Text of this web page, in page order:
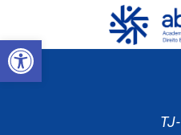
Abrir a barra de ferramentas